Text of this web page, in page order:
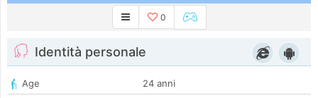
0
Identità personale
Age
24 anni